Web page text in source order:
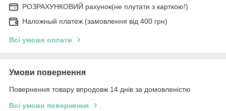
РОЗРАХУНКОВИЙ рахунок(не плутати з карткою!)
Наложный платеж (замовлення від 400 грн)
Всі умови оплати
Умови повернення
Повернення товару впродовж 14 днів за домовленістю
Всі умови повернення